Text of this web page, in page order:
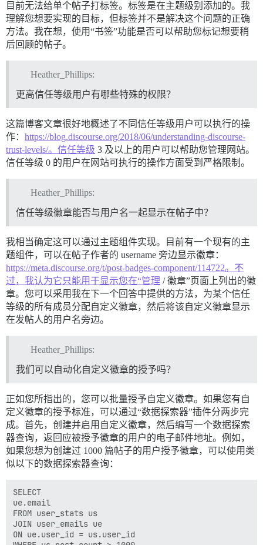
目前无法给单个帖子打标签。标签是在主题级别添加的。我
理解您想要实现的目标，但标签并不是解决这个问题的正确
方法。我在想，使用“书签”功能是否可以帮助您标记想要稍
后回顾的帖子。
Heather_Phillips:
更高信任等级用户有哪些特殊的权限？
这篇博客文章很好地概述了不同信任等级用户可以执行的操
作： https://blog.discourse.org/2018/06/understanding-discourse-
trust-levels/。信任等级 3 及以上的用户可以帮助您管理网站。
信任等级 0 的用户在网站可执行的操作方面受到严格限制。
Heather_Phillips:
信任等级徽章能否与用户名一起显示在帖子中？
我相当确定这可以通过主题组件实现。目前有一个现有的主
题组件，可以在帖子作者的 username 旁边显示徽章：
https://meta.discourse.org/t/post-badges-component/114722。不
过，我认为它只能用于显示您在“管理 / 徽章”页面上列出的徽
章。您可以采用我在下一个回答中提供的方法，为某个信任
等级的所有成员分配自定义徽章，然后将该自定义徽章显示
在发帖人的用户名旁边。
Heather_Phillips:
我们可以自动化自定义徽章的授予吗？
正如您所指出的，您可以批量授予自定义徽章。如果您有自
定义徽章的授予标准，可以通过“数据探索器”插件分两步完
成。首先，创建并启用自定义徽章，然后编写一个数据探索
器查询，返回应被授予徽章的用户的电子邮件地址。例如，
如果您想为创建过 1000 篇帖子的用户授予徽章，可以使用类
似以下的数据探索器查询：
SELECT
ue.email
FROM user_stats us
JOIN user_emails ue
ON ue.user_id = us.user_id